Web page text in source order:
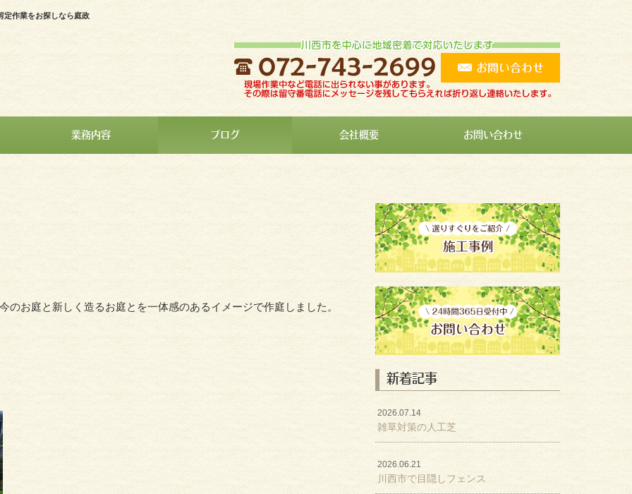
定作業をお探しなら庭政
業務内容 ブログ 会社概要 お問い合わせ
お庭と新しく造るお庭とを一体感のあるイメージで作庭しました。
新着記事
2026.07.14
雑草対策の人工芝
2026.06.21
川西市で目隠しフェンス